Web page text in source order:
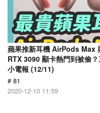
蘋果推新耳機 AirPods Max
RTX 3090 顯卡熱門到被偷
小電報 (12/11)
# 81
2020-12-10 11:59